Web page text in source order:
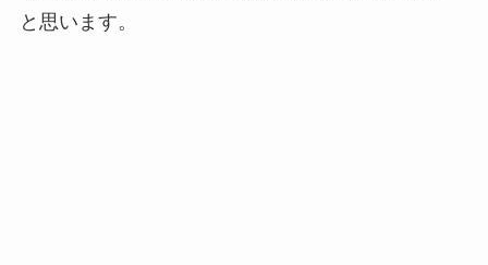
と思います。